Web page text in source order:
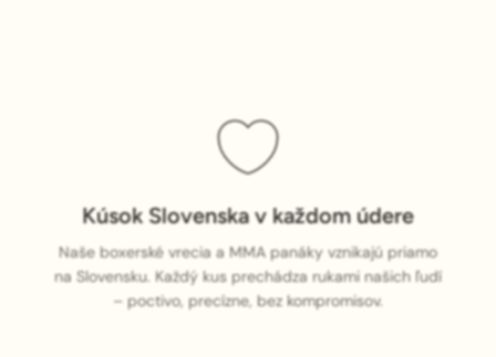
Kúsok Slovenska v každom údere
Naše boxerské vrecia a MMA panáky vznikajú priamo
na Slovensku. Každý kus prechádza rukami našich ľudí
– poctivo, precízne, bez kompromisov.